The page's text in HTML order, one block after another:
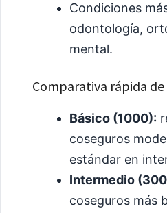
Condiciones
odontología,
mental.
Comparativa rápida
Básico (1000):
coseguros
estándar en
Intermedio
coseguros más